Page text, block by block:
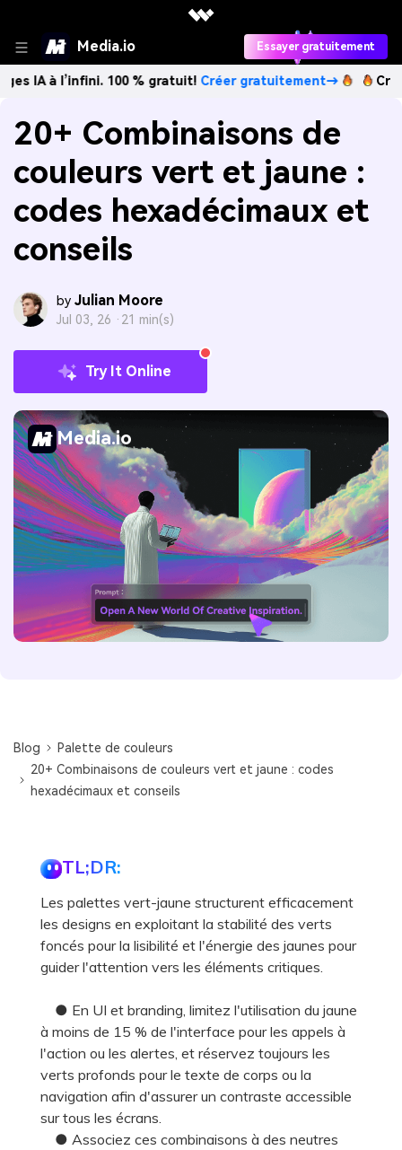
Media.io Essayer gratuitement
100 % gratuit!Créer gratuitement→ Créez des
20+ Combinaisons de
couleurs vert et jaune :
codes hexadécimaux et
conseils
by Julian Moore
Jul 03, 26 · 21 min(s)
Try It Online
Media.io
Blog
Palette de couleurs
20+ Combinaisons de couleurs vert et jaune : codes
hexadécimaux et conseils
TL;DR:
Les palettes vert-jaune structurent efficacement
les designs en exploitant la stabilité des verts
foncés pour la lisibilité et l'énergie des jaunes pour
guider l'attention vers les éléments critiques.
● En UI et branding, limitez l'utilisation du jaune
à moins de 15 % de l'interface pour les appels à
l'action ou les alertes, et réservez toujours les
verts profonds pour le texte de corps ou la
navigation afin d'assurer un contraste accessible
sur tous les écrans.
● Associez ces combinaisons à des neutres